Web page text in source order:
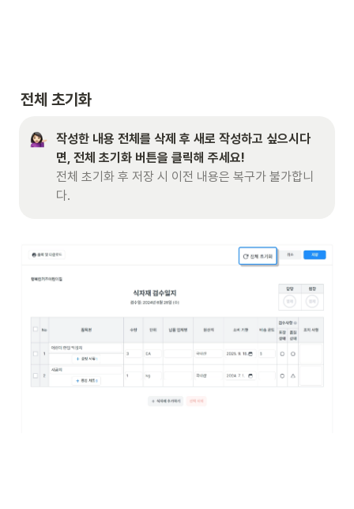
전체 초기화
작성한 내용 전체를 삭제 후 새로 작성하고 싶으시다
면, 전체 초기화 버튼을 클릭해 주세요!
전체 초기화 후 저장 시 이전 내용은 복구가 불가합니
다.